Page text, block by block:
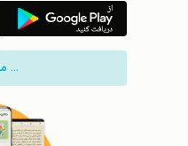
...